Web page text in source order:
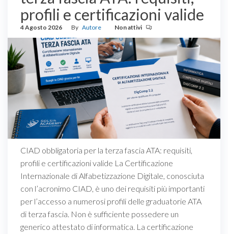
profili e certificazioni valide
4 Agosto 2026 By Autore Non attivi
CIAD obbligatoria per la terza fascia ATA: requisiti,
profili e certificazioni valide La Certificazione
Internazionale di Alfabetizzazione Digitale, conosciuta
con l’acronimo CIAD, è uno dei requisiti più importanti
per l’accesso a numerosi profili delle graduatorie ATA
di terza fascia. Non è sufficiente possedere un
generico attestato di informatica. La certificazione